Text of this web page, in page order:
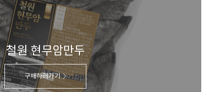
철원 현무암만두
구매하러가기